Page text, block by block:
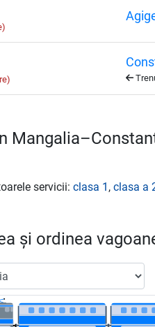
servicii: clasa 1 , clasa a
și ordinea